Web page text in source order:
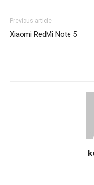
Previous article
Xiaomi RedMi Note 5